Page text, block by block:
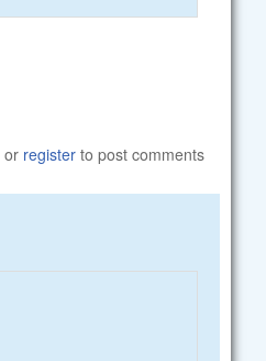
or register to post comments